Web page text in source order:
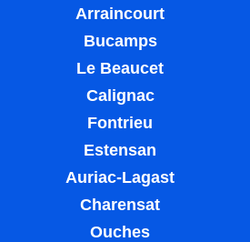
Arraincourt
Bucamps
Le Beaucet
Calignac
Fontrieu
Estensan
Auriac-Lagast
Charensat
Ouches